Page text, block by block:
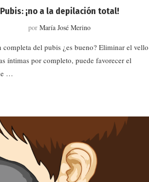
Pubis: ¡no a la depilación total!
porMaría José Merino
completa del pubis ¿es bueno? Eliminar el vello
íntimas por completo, puede favorecer el
…